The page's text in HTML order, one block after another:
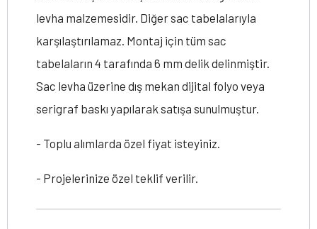
levha malzemesidir. Diğer sac tabelalarıyla
karşılaştırılamaz. Montaj için tüm sac
tabelaların 4 tarafında 6 mm delik delinmiştir.
Sac levha üzerine dış mekan dijital folyo veya
serigraf baskı yapılarak satışa sunulmuştur.
- Toplu alımlarda özel fiyat isteyiniz.
- Projelerinize özel teklif verilir.